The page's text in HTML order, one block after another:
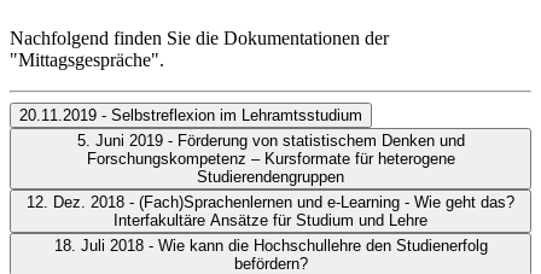
Nachfolgend finden Sie die Dokumentationen der
"Mittagsgespräche".
20.11.2019 - Selbstreflexion im Lehramtsstudium
Dokumentation_MG_201119.pdf
5. Juni 2019 - Förderung von statistischem Denken und
Forschungskompetenz – Kursformate für heterogene
Studierendengruppen
Dokumentation_MG_050619.pdf
12. Dez. 2018 - (Fach)Sprachenlernen und e-Learning - Wie geht das?
Interfakultäre Ansätze für Studium und Lehre
Dokumentation_MG_121218.pdf
18. Juli 2018 - Wie kann die Hochschullehre den Studienerfolg
befördern?